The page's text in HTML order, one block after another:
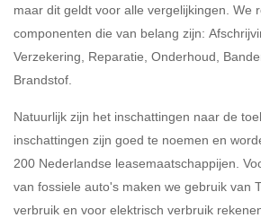
Belastingspercentage
37,07% (Belastbaar tot €
69.399,- )
Eigen bijdrage
maar dit geldt voor alle vergelijkingen. We
componenten die van belang zijn:
Verzekering, Reparatie, Onderhoud,
Brandstof.
Natuurlijk zijn het inschattingen naar de
inschattingen zijn goed te noemen en
200 Nederlandse leasemaatschappijen.
van fossiele auto's maken we gebruik van
verbruik en voor elektrisch verbruik